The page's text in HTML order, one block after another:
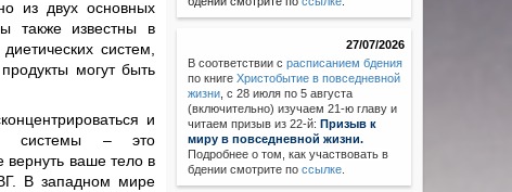
из двух основных
также известны в
систем,
могут быть
и
системы – это
вернуть ваше тело в
В западном мире
27/07/2026
В соответствии с расписанием бдения
по книгеХристобытие в повседневной
жизни с 28 июля по 5 августа
(включительно) изучаем 21-ю главу и
читаем призыв из 22-й: Призыв к
миру в повседневной жизни.
Подробнее о том, как участвовать в
бдении смотрите поссылке